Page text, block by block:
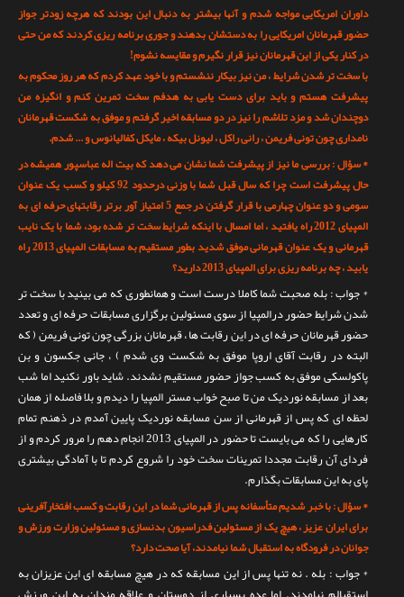
داوران امریکایی مواجه شدم و آنها بیشتر به دنبال این بودند که هرچه زودتر جواز
حضور قهرمانان امریکایی را به دستشان بدهند و جوری برنامه ریزی کردند که من حتی
در کنار یکی از این قهرمانان نیز قرار نگیرم و مقایسه نشوم!
با سخت تر شدن شرایط ، من نیز بیکار ننشستم و با خود عهد کردم که هر روز محکوم به
پیشرفت هستم و باید برای دست یابی به هدفم سخت تمرین کنم و انگیزه من
دوچندان شد و مزد تلاشم را نیز در دو مسابقه اخیر گرفتم و موفق به شکست قهرمانان
نامداری چون تونی فریمن ، رانی راکل ، لیونل بیکه ، مایکل کفالیانوس و ... شدم.
* سؤال : بررسی ما نیز از پیشرفت شما نشان می دهد که بیت اله عباسپور همیشه در
حال پیشرفت است چرا که سال قبل شما با وزنی درحدود 92 کیلو و کسب یک عنوان
سومی و دو عنوان چهارمی با قرار گرفتن در جمع 5 امتیاز آور برتر رقابتهای حرفه ای به
المپیای 2012 راه یافتید ، اما امسال با اینکه شرایط سخت تر شده بود، شما با یک نایب
قهرمانی و یک عنوان قهرمانی موفق شدید بطور مستقیم به مسابقات المپیای 2013 راه
یابید ، چه برنامه ریزی برای المپیای 2013 دارید؟
* جواب : بله صحبت شما کاملا درست است و همانطوری که می بینید با سخت تر
شدن شرایط حضور درالمپیا از سوی مسئولین برگزاری مسابقات حرفه ای و تعدد
حضور قهرمانان حرفه ای در این رقابت ها ، قهرمانان بزرگی چون تونی فریمن ( که
البته در رقابت آقای اروپا موفق به شکست وی شدم ) ، جانی جکسون و بن
پاکولسکی موفق به کسب جواز حضور مستقیم نشدند. شاید باور نکنید اما شب
بعد از مسابقه نوردیک من تا صبح خواب مستر المپیا را دیدم و بلا فاصله از همان
لحظه ای که پس از قهرمانی از سن مسابقه نوردیک پایین آمدم در ذهنم تمام
کارهایی را که می بایست تا حضور در المپیای 2013 انجام دهم را مرور کردم و از
فردای آن رقابت مجددا تمرینات سخت خود را شروع کردم تا با آمادگی بیشتری
پای به این مسابقات بگذارم.
* سؤال : با خبر شدیم متأسفانه پس از قهرمانی شما در این رقابت و کسب افتخارآفرینی
برای ایران عزیز ، هیچ یک از مسئولین فدراسیون بدنسازی و مسئولین وزارت ورزش و
جوانان در فرودگاه به استقبال شما نیامدند، آیا صحت دارد؟
* جواب : بله . نه تنها پس از این مسابقه که در هیچ مسابقه ای این عزیزان به